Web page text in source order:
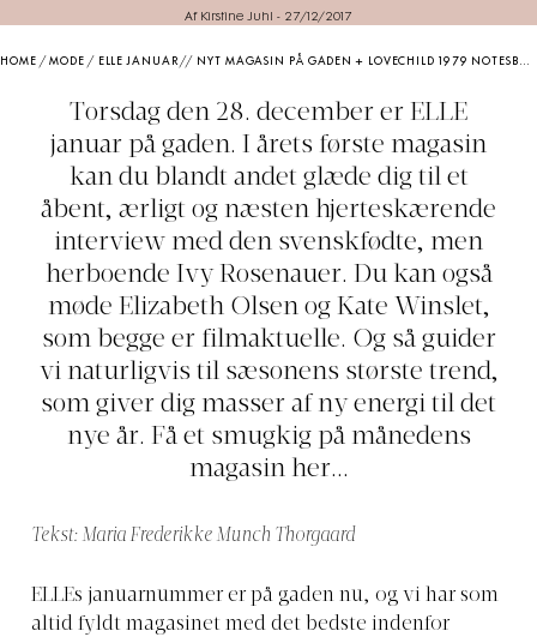
Af Kirstine Juhl - 27/12/2017
HOME /MODE / ELLE JANUAR // NYT MAGASIN PÅ GADEN + LOVECHILD 1979 NOTESBOG
Torsdag den 28. december er ELLE
januar på gaden. I årets første magasin
kan du blandt andet glæde dig til et
åbent, ærligt og næsten hjerteskærende
interview med den svenskfødte, men
herboende Ivy Rosenauer. Du kan også
møde Elizabeth Olsen og Kate Winslet,
som begge er filmaktuelle. Og så guider
vi naturligvis til sæsonens største trend,
som giver dig masser af ny energi til det
nye år. Få et smugkig på månedens
magasin her...
Tekst: Maria Frederikke Munch Thorgaard
ELLEs januarnummer er på gaden nu, og vi har som
altid fyldt magasinet med det bedste indenfor